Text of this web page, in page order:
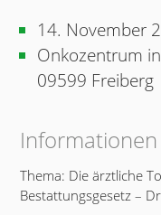
14. November
Onkozentrum
09599 Freiberg
Informationen
Thema: Die ärztliche
Bestattungsgesetz –